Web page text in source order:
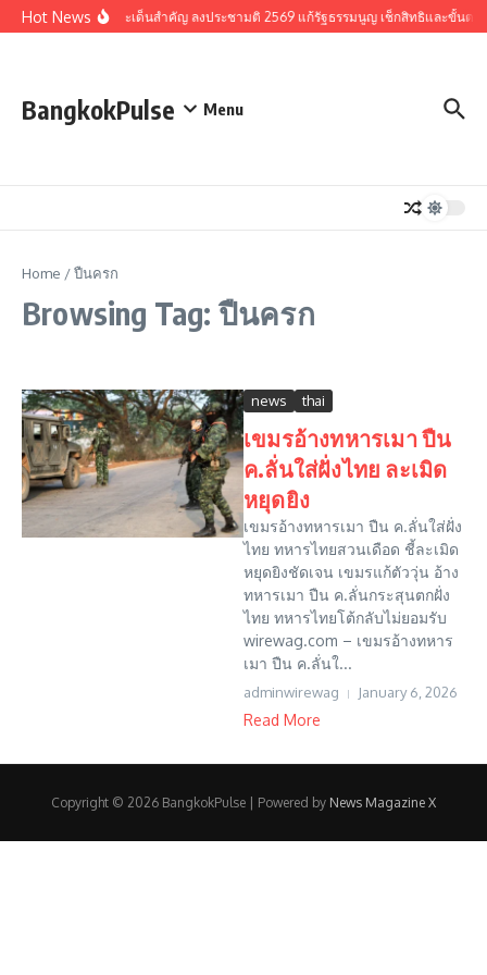
Skip to content
Hot Newsรวมประเด็นสำคัญ ลงประชามติ 2569 แก้รัฐธรรมนูญ เช็กสิทธิและขั้นตอ
BangkokPulse Menu
Home /ปืนครก
Browsing Tag: ปืนครก
news thai
เขมรอ้างทหารเมา ปืน
ค.ลั่นใส่ฝั่งไทย ละเมิด
หยุดยิง
เขมรอ้างทหารเมา ปืน ค.ลั่นใส่ฝั่ง
ไทย ทหารไทยสวนเดือด ชี้ละเมิด
หยุดยิงชัดเจน เขมรแก้ตัววุ่น อ้าง
ทหารเมา ปืน ค.ลั่นกระสุนตกฝั่ง
ไทย ทหารไทยโต้กลับไม่ยอมรับ
wirewag.com – เขมรอ้างทหาร
เมา ปืน ค.ลั่นใ...
adminwirewag January 6, 2026
Read More
Copyright © 2026 BangkokPulse | Powered by News Magazine X